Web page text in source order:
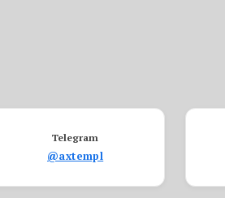
Telegram
@axtempl